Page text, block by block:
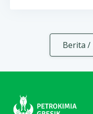
Berita /